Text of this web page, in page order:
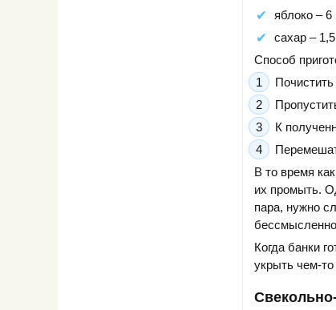
яблоко – 6
сахар –
Способ
К
В то время
их промыть.
пара, нужно
Когда банки
укрыть чем-